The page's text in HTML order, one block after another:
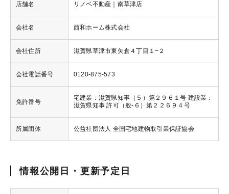
店舗名 リノベ不動産｜南草津店
会社名 西和ホーム株式会社
会社住所 滋賀県草津市東矢倉４丁目１−２
会社電話番号 0120-875-573
免許番号
宅建業：滋賀県知事（５）第２９６１号 建設業：
滋賀県知事 許可（般-６）第２２６９４号
所属団体 公益社団法人 全国宅地建物取引業保証協会
情報公開日・更新予定日